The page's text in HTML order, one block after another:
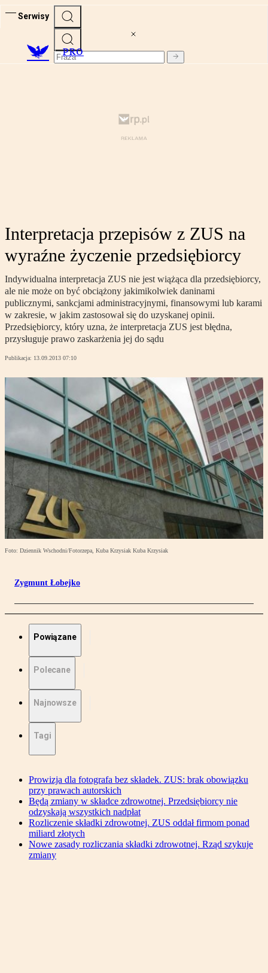
Serwisy
PRO
Interpretacja przepisów z ZUS na
wyraźne życzenie przedsiębiorcy
Indywidualna interpretacja ZUS nie jest wiążąca dla przedsiębiorcy,
ale nie może on być obciążony jakimikolwiek daninami
publicznymi, sankcjami administracyjnymi, finansowymi lub karami
w zakresie, w jakim zastosował się do uzyskanej opinii.
Przedsiębiorcy, który uzna, że interpretacja ZUS jest błędna,
przysługuje prawo zaskarżenia jej do sądu
Publikacja: 13.09.2013 07:10
Foto: Dziennik Wschodni/Fotorzepa, Kuba Krzysiak Kuba Krzysiak
Zygmunt Łobejko
Powiązane
Polecane
Najnowsze
Tagi
Prowizja dla fotografa bez składek. ZUS: brak obowiązku
przy prawach autorskich
Będą zmiany w składce zdrowotnej. Przedsiębiorcy nie
odzyskają wszystkich nadpłat
Rozliczenie składki zdrowotnej. ZUS oddał firmom ponad
miliard złotych
Nowe zasady rozliczania składki zdrowotnej. Rząd szykuje
zmiany